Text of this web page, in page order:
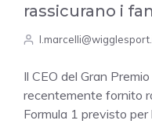
rassicurano i fan
Il CEO del Gran
recentemente fornito
Formula 1 previsto per